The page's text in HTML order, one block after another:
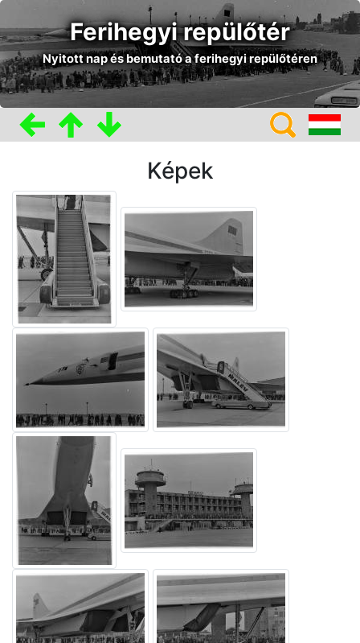
Ferihegyi repülőtér
Nyitott nap és bemutató a ferihegyi repülőtéren
Képek